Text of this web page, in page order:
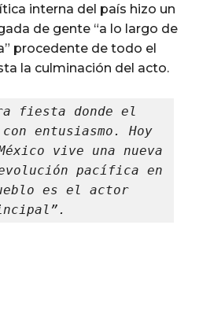
interna del país hizo un
de gente “a lo largo de
procedente de todo el
la culminación del acto.
fiesta donde el
entusiasmo. Hoy
vive una nueva
pacífica en
es el actor